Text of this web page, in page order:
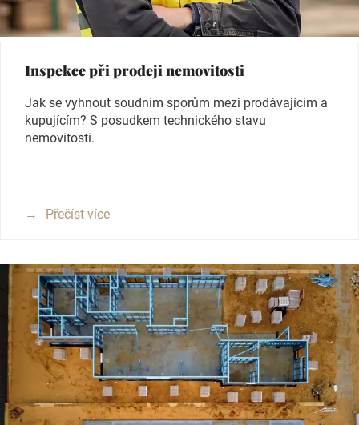
Inspekce při prodeji nemovitosti
Jak se vyhnout soudním sporům mezi prodávajícím a
kupujícím? S posudkem technického stavu
nemovitosti.
Přečíst více